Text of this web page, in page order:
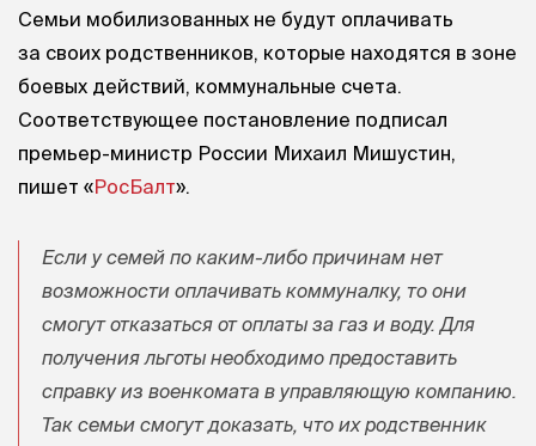
Семьи мобилизованных не будут оплачивать
за своих родственников, которые находятся в зоне
боевых действий, коммунальные счета.
Соответствующее постановление подписал
премьер-министр России Михаил Мишустин,
пишет «РосБалт».
Если у семей по каким-либо причинам нет
возможности оплачивать коммуналку, то они
смогут отказаться от оплаты за газ и воду. Для
получения льготы необходимо предоставить
справку из военкомата в управляющую компанию.
Так семьи смогут доказать, что их родственник